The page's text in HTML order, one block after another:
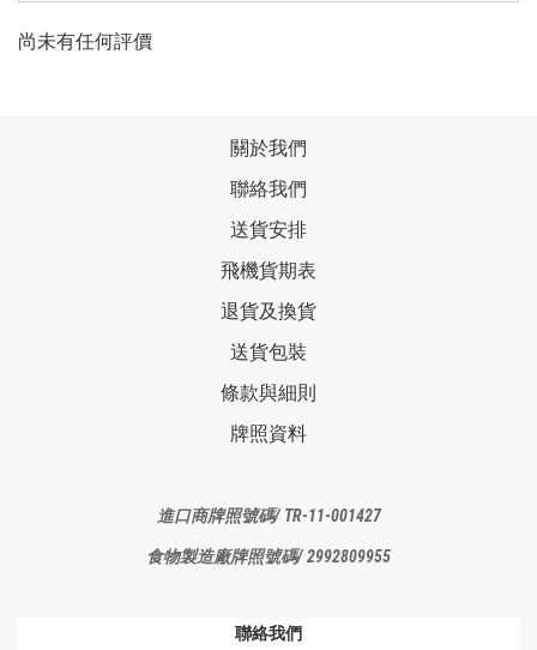
尚未有任何評價
關於我們
聯絡我們
送貨安排
飛機貨期表
退貨及換貨
送貨包裝
條款與細則
牌照資料
進口商牌照號碼/ TR-11-001427
食物製造廠牌照號碼/ 2992809955
聯絡我們